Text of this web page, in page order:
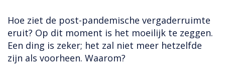
Hoe ziet de post-pandemische vergaderruimte
eruit? Op dit moment is het moeilijk te zeggen.
Een ding is zeker; het zal niet meer hetzelfde
zijn als voorheen. Waarom?